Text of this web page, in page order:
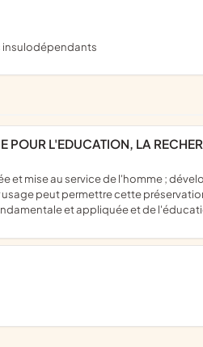
insulodépendants
POUR L'EDUCATION, LA
peut permettre cette
et appliquée et de